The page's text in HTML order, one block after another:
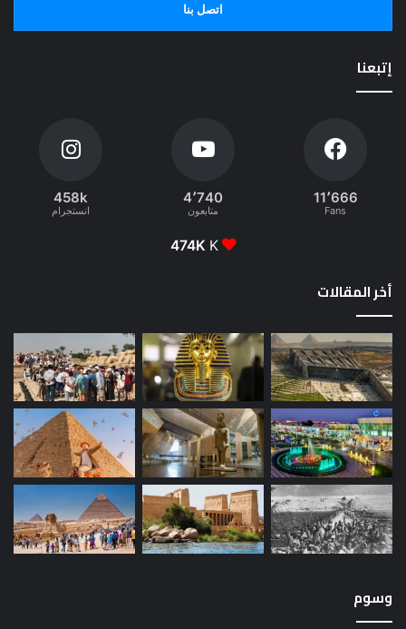
اتصل بنا
إتبعنا
11٬666
Fans
4٬740
متابعون
458k
انستجرام
474K K
أخر المقالات
وسوم